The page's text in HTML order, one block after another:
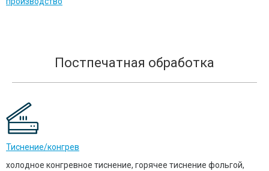
Постпечатная обработка
Тиснение/конгрев
холодное конгревное тиснение, горячее тиснение фольгой,